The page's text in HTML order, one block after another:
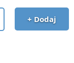
+ Dodaj